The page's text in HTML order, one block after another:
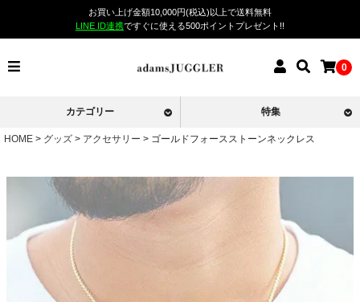
お買い上げ金額10,000円(税込)以上で送料無料
LINE ID連携ですぐに使える500ポイントプレゼント!!
0
カテゴリー 特集
HOME グッズ アクセサリー ゴールドフォースストーンネックレス